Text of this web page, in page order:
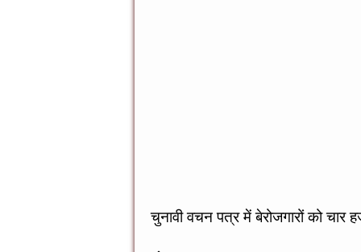
चुनावी वचन पत्र में बेरोजगारों को चार